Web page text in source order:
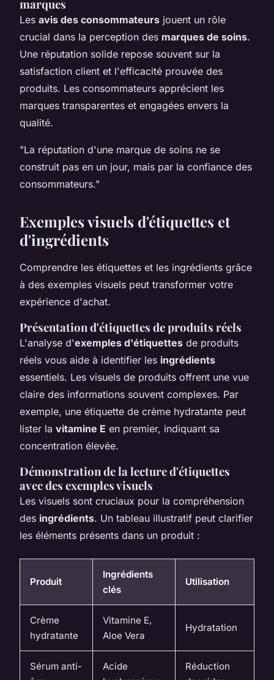
marques
Les avis des consommateurs jouent un rôle
crucial dans la perception des marques de soins.
Une réputation solide repose souvent sur la
satisfaction client et l'efficacité prouvée des
produits. Les consommateurs apprécient les
marques transparentes et engagées envers la
qualité.
"La réputation d'une marque de soins ne se
construit pas en un jour, mais par la confiance des
consommateurs."
Exemples visuels d'étiquettes et
d'ingrédients
Comprendre les étiquettes et les ingrédients grâce
à des exemples visuels peut transformer votre
expérience d'achat.
Présentation d'étiquettes de produits réels
L'analyse d'exemples d'étiquettes de produits
réels vous aide à identifier les ingrédients
essentiels. Les visuels de produits offrent une vue
claire des informations souvent complexes. Par
exemple, une étiquette de crème hydratante peut
lister la vitamine E en premier, indiquant sa
concentration élevée.
Démonstration de la lecture d'étiquettes
avec des exemples visuels
Les visuels sont cruciaux pour la compréhension
des ingrédients. Un tableau illustratif peut clarifier
les éléments présents dans un produit :
Produit
Ingrédients
clés
Utilisation
Crème
hydratante
Vitamine E,
Aloe Vera
Hydratation
Sérum anti-
Acide
Réduction